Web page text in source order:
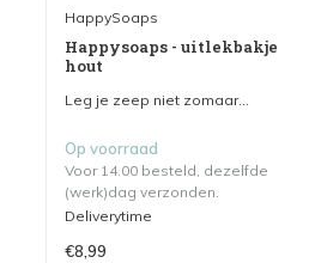
HappySoaps
Happysoaps - uitlekbakje
hout
Leg je zeep niet zomaar...
Op voorraad
Voor 14.00 besteld, dezelfde
(werk)dag verzonden.
Deliverytime
€8,99